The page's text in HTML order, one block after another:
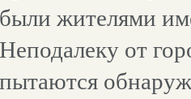
были жителями
Неподалеку от
пытаются